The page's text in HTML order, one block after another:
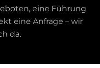
eine Führung
eine Anfrage – wir
da.